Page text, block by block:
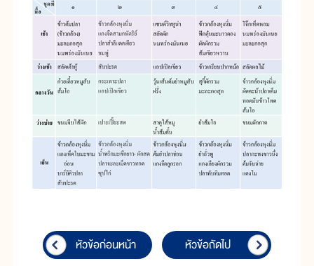
หัวข้อก่อนหน้า หัวข้อถัดไป